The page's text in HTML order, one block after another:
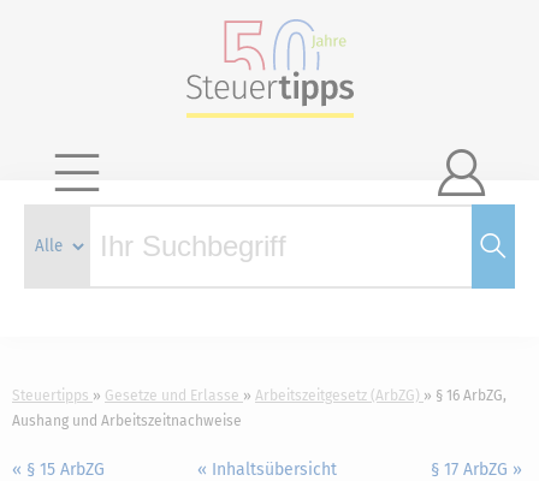

Steuertipps Gesetze und Erlasse Arbeitszeitgesetz (ArbZG)
§ 16 ArbZG,
Aushang und Arbeitszeitnachweise
« § 15 ArbZG
« Inhaltsübersicht
§ 17 ArbZG »